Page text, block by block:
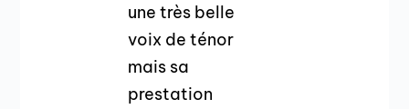
une très belle
voix de ténor
mais sa
prestation